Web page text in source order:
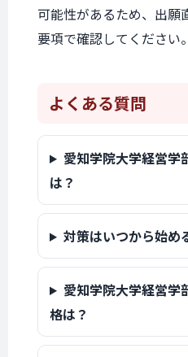
可能性があるため、出願
要項で確認してください。
よくある質問
愛知学院大学経営学
は？
対策はいつから始め
愛知学院大学経営学
格は？